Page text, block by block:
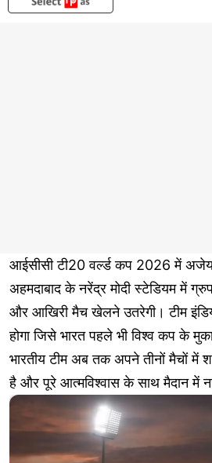
आईसीसी टी20 वर्ल्ड कप 2026 में अजेय
अहमदाबाद के नरेंद्र मोदी स्टेडियम में
और आखिरी मैच खेलने उतरेगी। टीम
होगा जिसे भारत पहले भी विश्व कप के
भारतीय टीम अब तक अपने तीनों मैचों में
है और पूरे आत्मविश्वास के साथ मैदान में